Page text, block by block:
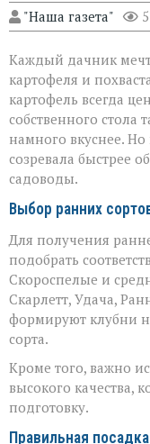
"Наша газета"
Каждый дачник
картофеля и
картофель всегда
собственного
намного вкуснее. Но
созревала быстрее
садоводы.
Выбор ранних
Для получения
подобрать
Скороспелые и
Скарлетт, Удача,
формируют клубни
сорта.
Кроме того, важно
высокого
подготовку.
Правильная